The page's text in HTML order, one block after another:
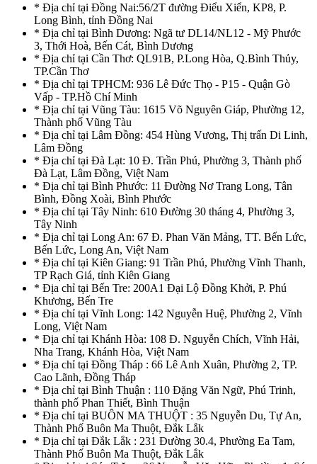
* Địa chỉ tại Đồng Nai:56/2T đường Điểu Xiển, KP8, P.
Long Bình, tỉnh Đồng Nai
* Địa chỉ tại Bình Dương: Ngã tư DL14/NL12 - Mỹ Phước
3, Thới Hoà, Bến Cát, Bình Dương
* Địa chỉ tại Cần Thơ: QL91B, P.Long Hòa, Q.Bình Thủy,
TP.Cần Thơ
* Địa chỉ tại TPHCM: 936 Lê Đức Thọ - P15 - Quận Gò
Vấp - TP.Hồ Chí Minh
* Địa chỉ tại Vũng Tàu: 1615 Võ Nguyên Giáp, Phường 12,
Thành phố Vũng Tàu
* Địa chỉ tại Lâm Đồng: 454 Hùng Vương, Thị trấn Di Linh,
Lâm Đồng
* Địa chỉ tại Đà Lạt: 10 Đ. Trần Phú, Phường 3, Thành phố
Đà Lạt, Lâm Đồng, Việt Nam
* Địa chỉ tại Bình Phước: 11 Đường Nơ Trang Long, Tân
Bình, Đồng Xoài, Bình Phước
* Địa chỉ tại Tây Ninh: 610 Đường 30 tháng 4, Phường 3,
Tây Ninh
* Địa chỉ tại Long An: 67 Đ. Phan Văn Mảng, TT. Bến Lức,
Bến Lức, Long An, Việt Nam
* Địa chỉ tại Kiên Giang: 91 Trần Phú, Phường Vĩnh Thanh,
TP Rạch Giá, tỉnh Kiên Giang
* Địa chỉ tại Bến Tre: 200A1 Đại Lộ Đồng Khởi, P. Phú
Khương, Bến Tre
* Địa chỉ tại Vĩnh Long: 142 Nguyễn Huệ, Phường 2, Vĩnh
Long, Việt Nam
* Địa chỉ tại Khánh Hòa: 108 Đ. Nguyễn Chích, Vĩnh Hải,
Nha Trang, Khánh Hòa, Việt Nam
* Địa chỉ tại Đồng Tháp : 66 Lê Anh Xuân, Phường 2, TP.
Cao Lãnh, Đồng Tháp
* Địa chỉ tại Bình Thuận : 110 Đặng Văn Ngữ, Phú Trinh,
thành phố Phan Thiết, Bình Thuận
* Địa chỉ tại BUÔN MA THUỘT : 35 Nguyễn Du, Tự An,
Thành Phố Buôn Ma Thuột, Đắk Lắk
* Địa chỉ tại Đắk Lắk : 231 Đường 30.4, Phường Ea Tam,
Thành Phố Buôn Ma Thuột, Đắk Lắk